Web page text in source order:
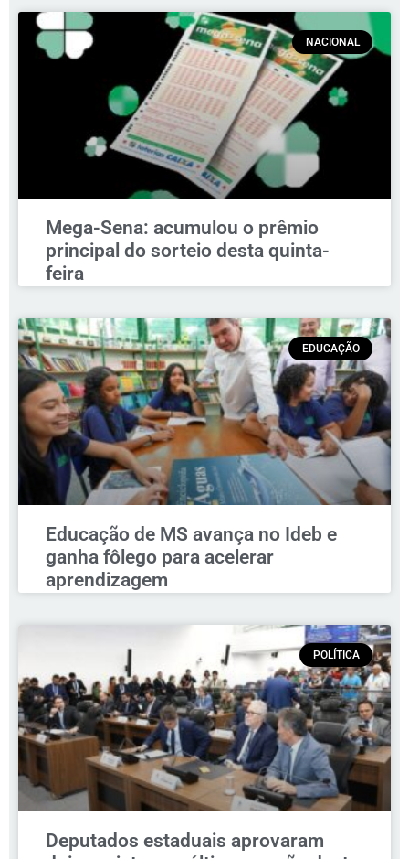
NACIONAL
Mega-Sena: acumulou o prêmio
principal do sorteio desta quinta-
feira
EDUCAÇÃO
Educação de MS avança no Ideb e
ganha fôlego para acelerar
aprendizagem
POLÍTICA
Deputados estaduais aprovaram